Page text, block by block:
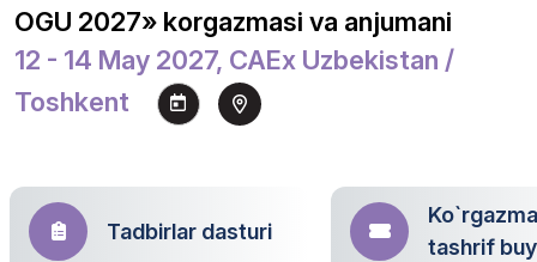
OGU 2027» korgazmasi va anjumani
12 - 14 May 2027, CAEx Uzbekistan /
Toshkent
Tadbirlar dasturi
tashrif